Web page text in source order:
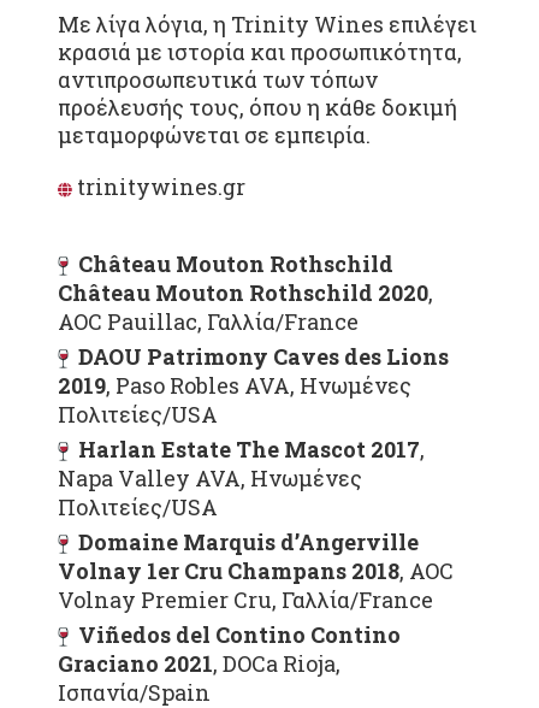
Με λίγα λόγια, η Trinity Wines επιλέγει
κρασιά με ιστορία και προσωπικότητα,
αντιπροσωπευτικά των τόπων
προέλευσής τους, όπου η κάθε δοκιμή
μεταμορφώνεται σε εμπειρία.
trinitywines.gr
Château Mouton Rothschild
Château Mouton Rothschild 2020,
AOC Pauillac, Γαλλία/France
DAOU Patrimony Caves des Lions
2019, Paso Robles AVA, Ηνωμένες
Πολιτείες/USA
Harlan Estate The Mascot 2017,
Napa Valley AVA, Ηνωμένες
Πολιτείες/USA
Domaine Marquis d’Angerville
Volnay 1er Cru Champans 2018, AOC
Volnay Premier Cru, Γαλλία/France
Viñedos del Contino Contino
Graciano 2021, DOCa Rioja,
Ισπανία/Spain